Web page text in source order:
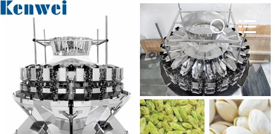
ΑΡΧΙΚΉ
ΣΕΛΊΔΑ
ΠΡΟΪΌΝΤΑ
Multihead
προμηθευτής.
weigher.com.
Reserved.